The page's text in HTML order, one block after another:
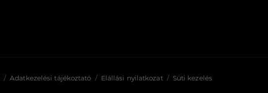
Adatkezelési tájékoztató Elállási nyilatkozat Süti kezelés